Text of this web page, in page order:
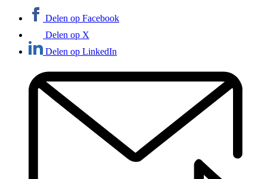
Delen op Facebook
Delen op X
Delen op LinkedIn